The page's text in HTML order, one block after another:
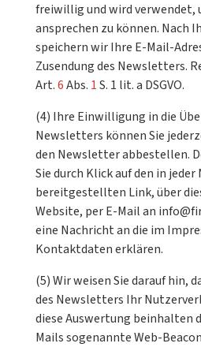
freiwillig und wird verwendet,
ansprechen zu können. Nach
speichern wir Ihre E-Mail-
Zusendung des Newsletters.
Art.6Abs. 1S. 1 lit. a DSGVO.
(4) Ihre Einwilligung in die
Newsletters können Sie
den Newsletter abbestellen.
Sie durch Klick auf den in
bereitgestellten Link, über
Website, per E-Mail an
eine Nachricht an die im
Kontaktdaten erklären.
(5) Wir weisen Sie darauf hin,
des Newsletters Ihr
diese Auswertung beinhalten
Mails sogenannte Web-